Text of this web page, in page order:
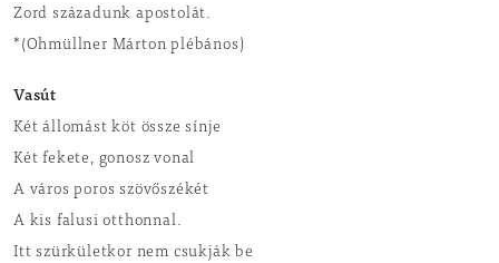
Zord századunk apostolát.
*(Ohmüllner Márton plébános)
Vasút
Két állomást köt össze sínje
Két fekete, gonosz vonal
A város poros szövőszékét
A kis falusi otthonnal.
Itt szürkületkor nem csukják be